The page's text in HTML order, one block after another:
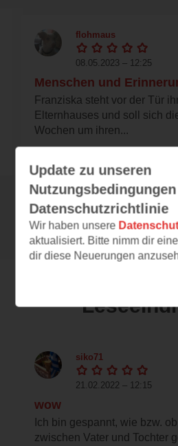
flohmaus
08.05.2023 – 12:25
Menschen und
Franziska steht vor der Tür
Elternhauses und soll sich
Wochen um ihren...
Alle 120
siko71
21.02.2022 – 12:15
wow
Ich bin gespannt, wie bzw.
zwischen Vater und Tochter
Update zu unseren
Datenschutzrichtlinie
Wir haben unsere
aktualisiert. Bitte nimm dir
dir diese Neuerungen